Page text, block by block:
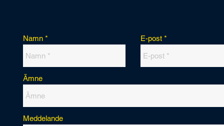
Namn E-post
Ämne
Meddelande